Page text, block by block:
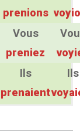
prenions
Vous
preniez
Ils
prenaient
Ils